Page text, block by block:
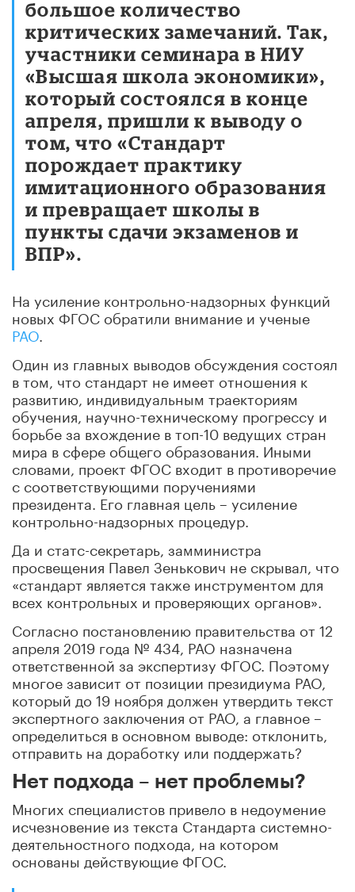
большое количество
критических замечаний. Так,
участники семинара в НИУ
«Высшая школа экономики»,
который состоялся в конце
апреля, пришли к выводу о
том, что «Стандарт
порождает практику
имитационного образования
и превращает школы в
пункты сдачи экзаменов и
ВПР».
На усиление контрольно-надзорных функций
новых ФГОС обратили внимание и ученые
РАО
Один из главных выводов обсуждения состоял
в том, что стандарт не имеет отношения к
развитию, индивидуальным траекториям
обучения, научно-техническому прогрессу и
борьбе за вхождение в топ-10 ведущих стран
мира в сфере общего образования. Иными
словами, проект ФГОС входит в противоречие
с соответствующими поручениями
президента. Его главная цель – усиление
контрольно-надзорных процедур.
Да и статс-секретарь, замминистра
просвещения Павел Зенькович не скрывал, что
«стандарт является также инструментом для
всех контрольных и проверяющих органов».
Согласно постановлению правительства от 12
апреля 2019 года № 434, РАО назначена
ответственной за экспертизу ФГОС. Поэтому
многое зависит от позиции президиума РАО,
который до 19 ноября должен утвердить текст
экспертного заключения от РАО, а главное –
определиться в основном выводе: отклонить,
отправить на доработку или поддержать?
Нет подхода – нет проблемы?
Многих специалистов привело в недоумение
исчезновение из текста Стандарта системно-
деятельностного подхода, на котором
основаны действующие ФГОС.